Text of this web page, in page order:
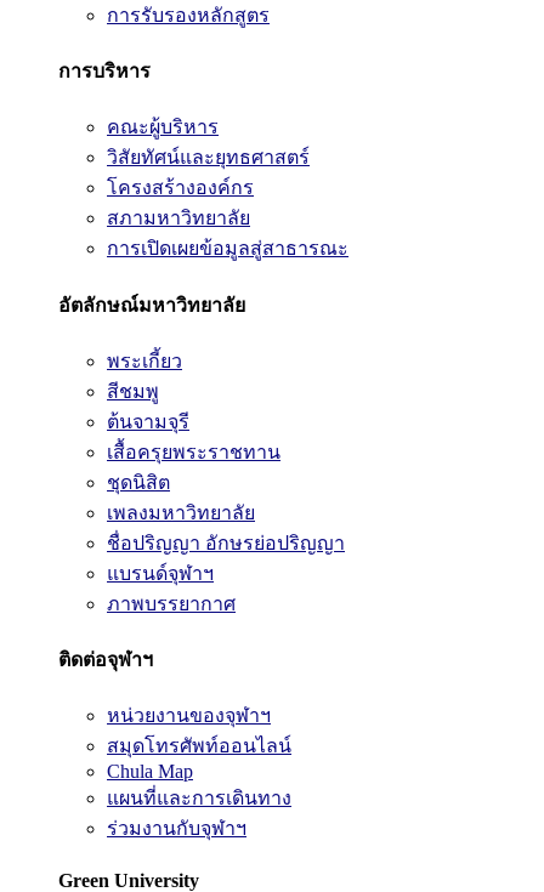
การรับรองหลักสูตร
การบริหาร
คณะผู้บริหาร
วิสัยทัศน์และยุทธศาสตร์
โครงสร้างองค์กร
สภามหาวิทยาลัย
การเปิดเผยข้อมูลสู่สาธารณะ
อัตลักษณ์มหาวิทยาลัย
พระเกี้ยว
สีชมพู
ต้นจามจุรี
เสื้อครุยพระราชทาน
ชุดนิสิต
เพลงมหาวิทยาลัย
ชื่อปริญญา อักษรย่อปริญญา
แบรนด์จุฬาฯ
ภาพบรรยากาศ
ติดต่อจุฬาฯ
หน่วยงานของจุฬาฯ
สมุดโทรศัพท์ออนไลน์
Chula Map
แผนที่และการเดินทาง
ร่วมงานกับจุฬาฯ
Green University